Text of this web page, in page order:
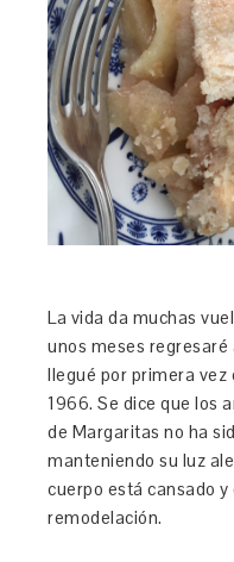
La vida da muchas
unos meses regresaré
llegué por primera vez
1966. Se dice que los
de Margaritas no ha
manteniendo su luz
cuerpo está cansado
remodelación.